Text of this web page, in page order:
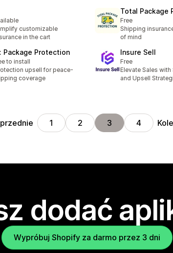
customizable
in the cart
Total Package
Free
Shipping
of mind
Package Protection
recenzji: 1
to install
upsell for peace-
coverage
Insure Sell
Free
Elevate Sales
and Upsell
1 2 3 4
dodać
Wypróbuj Shopify za darmo przez 3 dni